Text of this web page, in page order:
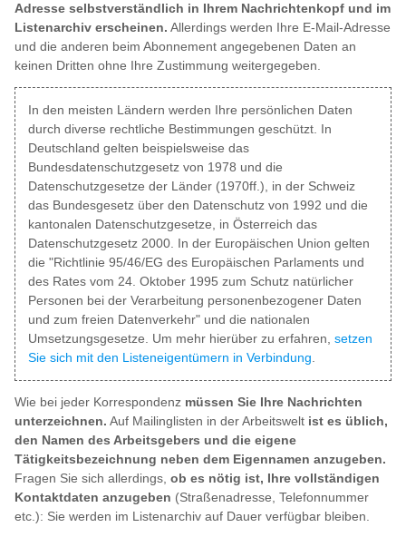
Adresse selbstverständlich in Ihrem Nachrichtenkopf und im
Listenarchiv erscheinen. Allerdings werden Ihre E-Mail-Adresse
und die anderen beim Abonnement angegebenen Daten an
keinen Dritten ohne Ihre Zustimmung weitergegeben.
In den meisten Ländern werden Ihre persönlichen Daten
durch diverse rechtliche Bestimmungen geschützt. In
Deutschland gelten beispielsweise das
Bundesdatenschutzgesetz von 1978 und die
Datenschutzgesetze der Länder (1970ff.), in der Schweiz
das Bundesgesetz über den Datenschutz von 1992 und die
kantonalen Datenschutzgesetze, in Österreich das
Datenschutzgesetz 2000. In der Europäischen Union gelten
die "Richtlinie 95/46/EG des Europäischen Parlaments und
des Rates vom 24. Oktober 1995 zum Schutz natürlicher
Personen bei der Verarbeitung personenbezogener Daten
und zum freien Datenverkehr" und die nationalen
Umsetzungsgesetze. Um mehr hierüber zu erfahren, setzen
Sie sich mit den Listeneigentümern in Verbindung
Wie bei jeder Korrespondenz müssen Sie Ihre Nachrichten
unterzeichnen. Auf Mailinglisten in der Arbeitswelt ist es üblich,
den Namen des Arbeitsgebers und die eigene
Tätigkeitsbezeichnung neben dem Eigennamen anzugeben.
Fragen Sie sich allerdings, ob es nötig ist, Ihre vollständigen
Kontaktdaten anzugeben (Straßenadresse, Telefonnummer
etc.): Sie werden im Listenarchiv auf Dauer verfügbar bleiben.